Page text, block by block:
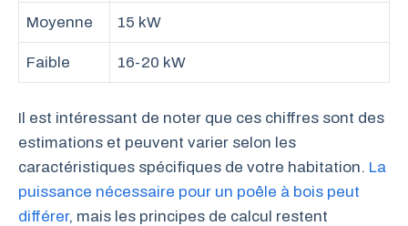
Moyenne 15 kW
Faible 16-20 kW
Il est intéressant de noter que ces chiffres sont des
estimations et peuvent varier selon les
caractéristiques spécifiques de votre habitation. La
puissance nécessaire pour un poêle à bois peut
différer, mais les principes de calcul restent